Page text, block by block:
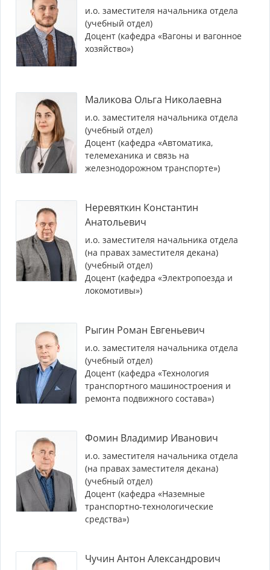
и.о. заместителя начальника отдела
(учебный отдел)
Доцент (кафедра «Вагоны и вагонное
хозяйство»)
Маликова Ольга Николаевна
и.о. заместителя начальника отдела
(учебный отдел)
Доцент (кафедра «Автоматика,
телемеханика и связь на
железнодорожном транспорте»)
Неревяткин Константин
Анатольевич
и.о. заместителя начальника отдела
(на правах заместителя декана)
(учебный отдел)
Доцент (кафедра «Электропоезда и
локомотивы»)
Рыгин Роман Евгеньевич
и.о. заместителя начальника отдела
(учебный отдел)
Доцент (кафедра «Технология
транспортного машиностроения и
ремонта подвижного состава»)
Фомин Владимир Иванович
и.о. заместителя начальника отдела
(на правах заместителя декана)
(учебный отдел)
Доцент (кафедра «Наземные
транспортно-технологические
средства»)
Чучин Антон Александрович